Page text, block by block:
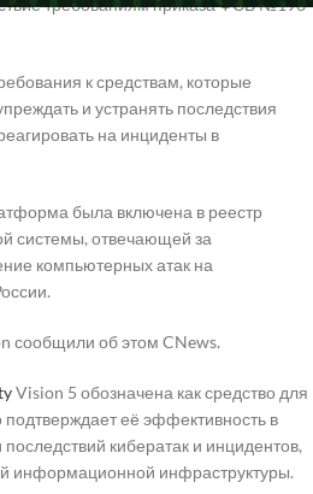
требованиям приказа ФСБ №196
к средствам, которые
и устранять последствия
на инциденты в
была включена в реестр
системы, отвечающей за
компьютерных атак на
сообщили об этом CNews.
Vision 5 обозначена как средство для
подтверждает её эффективность в
кибератак и инцидентов,
информационной инфраструктуры.